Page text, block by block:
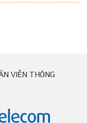
VIỄN THÔNG